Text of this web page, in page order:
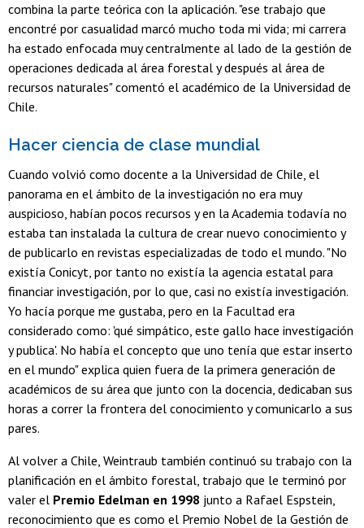
combina la parte teórica con la aplicación. "ese trabajo que
encontré por casualidad marcó mucho toda mi vida; mi carrera
ha estado enfocada muy centralmente al lado de la gestión de
operaciones dedicada al área forestal y después al área de
recursos naturales" comentó el académico de la Universidad de
Chile.
Hacer ciencia de clase mundial
Cuando volvió como docente a la Universidad de Chile, el
panorama en el ámbito de la investigación no era muy
auspicioso, habían pocos recursos y en la Academia todavía no
estaba tan instalada la cultura de crear nuevo conocimiento y
de publicarlo en revistas especializadas de todo el mundo. "No
existía Conicyt, por tanto no existía la agencia estatal para
financiar investigación, por lo que, casi no existía investigación.
Yo hacía porque me gustaba, pero en la Facultad era
considerado como: 'qué simpático, este gallo hace investigación
y publica'. No había el concepto que uno tenía que estar inserto
en el mundo" explica quien fuera de la primera generación de
académicos de su área que junto con la docencia, dedicaban sus
horas a correr la frontera del conocimiento y comunicarlo a sus
pares.
Al volver a Chile, Weintraub también continuó su trabajo con la
planificación en el ámbito forestal, trabajo que le terminó por
valer el Premio Edelman en 1998 junto a Rafael Espstein,
reconocimiento que es como el Premio Nobel de la Gestión de